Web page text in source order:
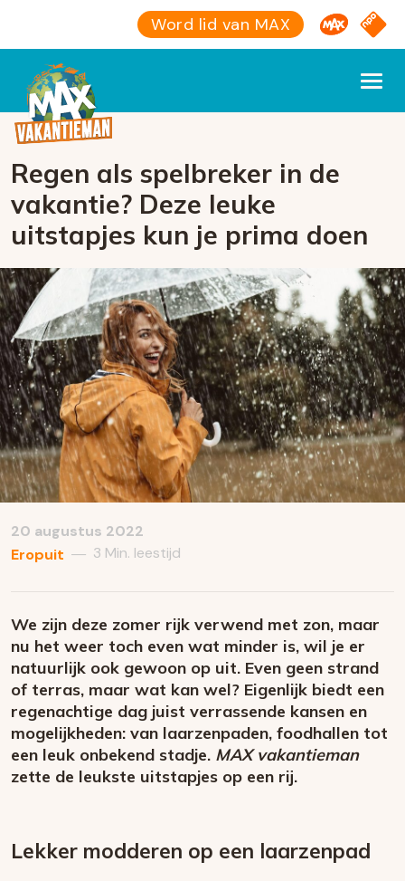
Word lid van MAX Omroep
NPO
Regen als spelbreker in de
vakantie? Deze leuke
uitstapjes kun je prima doen
20 augustus 2022
Eropuit — 3 Min. leestijd
We zijn deze zomer rijk verwend met zon, maar
nu het weer toch even wat minder is, wil je er
natuurlijk ook gewoon op uit. Even geen strand
of terras, maar wat kan wel? Eigenlijk biedt een
regenachtige dag juist verrassende kansen en
mogelijkheden: van laarzenpaden, foodhallen tot
een leuk onbekend stadje. MAX vakantieman
zette de leukste uitstapjes op een rij.
Lekker modderen op een laarzenpad